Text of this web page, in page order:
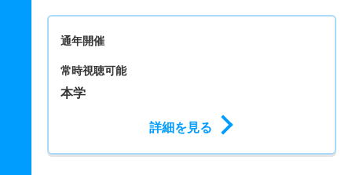
通年開催
常時視聴可能
本学
詳細を見る